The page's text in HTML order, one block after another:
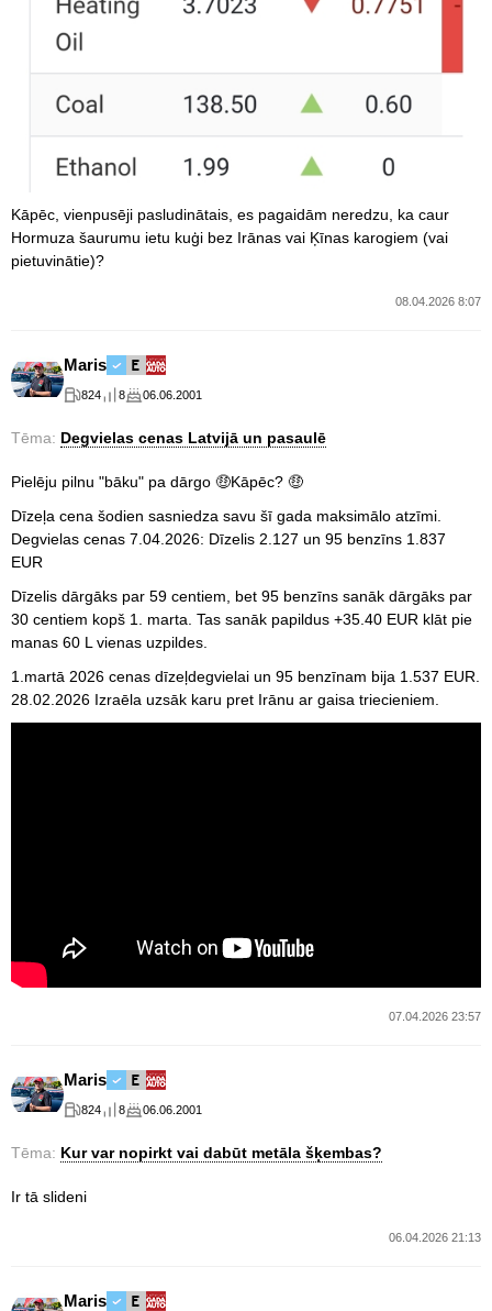
Kāpēc, vienpusēji pasludinātais, es pagaidām neredzu, ka caur
Hormuza šaurumu ietu kuģi bez Irānas vai Ķīnas karogiem (vai
pietuvinātie)?
08.04.2026 8:07
Maris
824 8 06.06.2001
Tēma: Degvielas cenas Latvijā un pasaulē
Pielēju pilnu "bāku" pa dārgo 🤑Kāpēc? 🤑
Dīzeļa cena šodien sasniedza savu šī gada maksimālo atzīmi.
Degvielas cenas 7.04.2026: Dīzelis 2.127 un 95 benzīns 1.837
EUR
Dīzelis dārgāks par 59 centiem, bet 95 benzīns sanāk dārgāks par
30 centiem kopš 1. marta. Tas sanāk papildus +35.40 EUR klāt pie
manas 60 L vienas uzpildes.
1.martā 2026 cenas dīzeļdegvielai un 95 benzīnam bija 1.537 EUR.
28.02.2026 Izraēla uzsāk karu pret Irānu ar gaisa triecieniem.
07.04.2026 23:57
Maris
824 8 06.06.2001
Tēma: Kur var nopirkt vai dabūt metāla šķembas?
Ir tā slideni
06.04.2026 21:13
Maris